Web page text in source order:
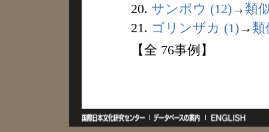
20. サンポウ (12)→ 類
21. ゴリンザカ (1)→ 類
【全 76事例】